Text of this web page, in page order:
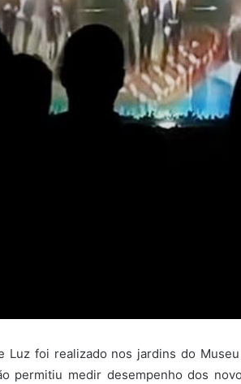
Luz foi realizado nos jardins do
permitiu medir desempenho dos